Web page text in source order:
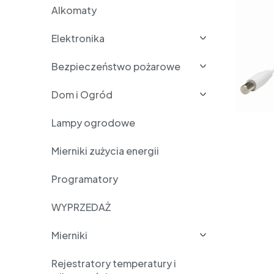
Alkomaty
Elektronika
Bezpieczeństwo pożarowe
Dom i Ogród
Lampy ogrodowe
Mierniki zużycia energii
Programatory
WYPRZEDAŻ
Mierniki
Rejestratory temperatury i